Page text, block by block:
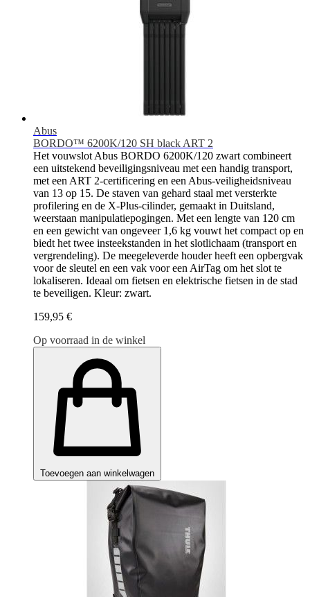
Abus
BORDO™ 6200K/120 SH black ART 2
Het vouwslot Abus BORDO 6200K/120 zwart combineert
een uitstekend beveiligingsniveau met een handig transport,
met een ART 2-certificering en een Abus-veiligheidsniveau
van 13 op 15. De staven van gehard staal met versterkte
profilering en de X-Plus-cilinder, gemaakt in Duitsland,
weerstaan manipulatiepogingen. Met een lengte van 120 cm
en een gewicht van ongeveer 1,6 kg vouwt het compact op en
biedt het twee insteekstanden in het slotlichaam (transport en
vergrendeling). De meegeleverde houder heeft een opbergvak
voor de sleutel en een vak voor een AirTag om het slot te
lokaliseren. Ideaal om fietsen en elektrische fietsen in de stad
te beveiligen. Kleur: zwart.
159,95 €
Op voorraad in de winkel
Toevoegen aan winkelwagen